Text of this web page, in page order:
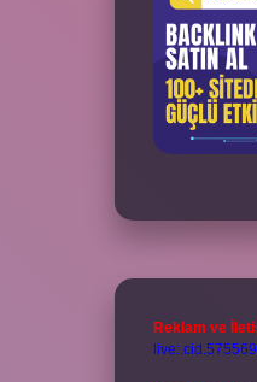
Reklam ve